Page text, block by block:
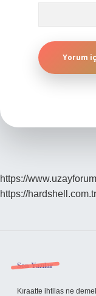
https://
https://hardshell.com.tr
Sidebar
Son Yazılar
Kıraatte ihtilas ne